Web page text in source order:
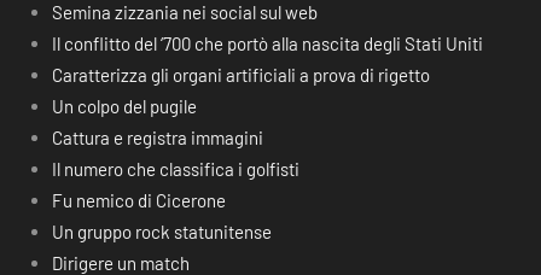
Semina zizzania nei social sul web
Il conflitto del ‘700 che portò alla nascita degli Stati Uniti
Caratterizza gli organi artificiali a prova di rigetto
Un colpo del pugile
Cattura e registra immagini
Il numero che classifica i golfisti
Fu nemico di Cicerone
Un gruppo rock statunitense
Dirigere un match